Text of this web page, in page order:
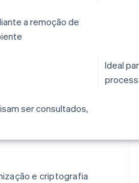
a remoção de
Ideal
ser consultados,
e criptografia